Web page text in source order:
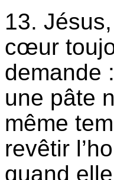
13.
cœur
demande
une pâte
même
revêtir
quand